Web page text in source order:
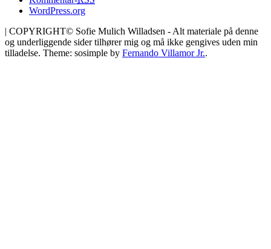
WordPress.org
| COPYRIGHT© Sofie Mulich Willadsen - Alt materiale på denne
og underliggende sider tilhører mig og må ikke gengives uden min
tilladelse. Theme: sosimple by Fernando Villamor Jr..